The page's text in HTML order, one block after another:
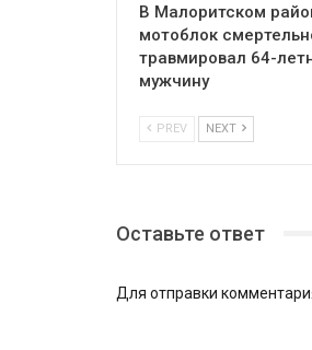
В Малоритском
мотоблок
травмировал 64-
мужчину
PREV NEXT
Оставьте ответ
Для отправки